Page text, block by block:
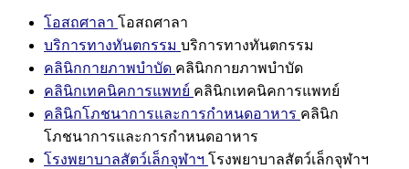
โอสถศาลา โอสถศาลา
บริการทางทันตกรรม บริการทางทันตกรรม
คลินิกกายภาพบำบัด คลินิกกายภาพบำบัด
คลินิกเทคนิคการแพทย์ คลินิกเทคนิคการแพทย์
คลินิกโภชนาการและการกำหนดอาหาร คลินิก
โภชนาการและการกำหนดอาหาร
โรงพยาบาลสัตว์เล็กจุฬาฯ โรงพยาบาลสัตว์เล็กจุฬาฯ